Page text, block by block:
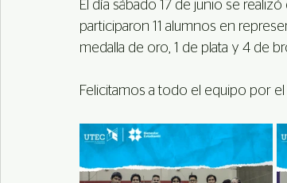
El día sábado 17 de junio se
participaron 11 alumnos en
medalla de oro, 1 de plata y 4 de
Felicitamos a todo el equipo por